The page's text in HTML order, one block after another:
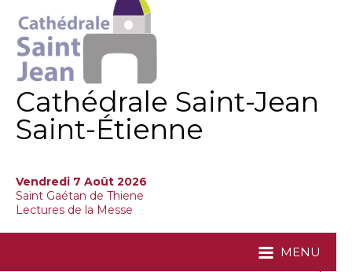
Cathédrale Saint-Jean
Saint-Étienne
Vendredi 7 Août 2026
Saint Gaétan de Thiene
Lectures de la Messe
MENU